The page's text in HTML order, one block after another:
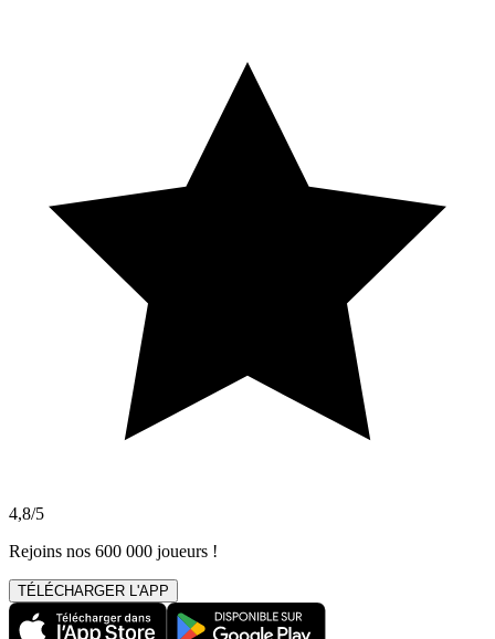
4,8/5
Rejoins nos 600 000 joueurs !
TÉLÉCHARGER L'APP